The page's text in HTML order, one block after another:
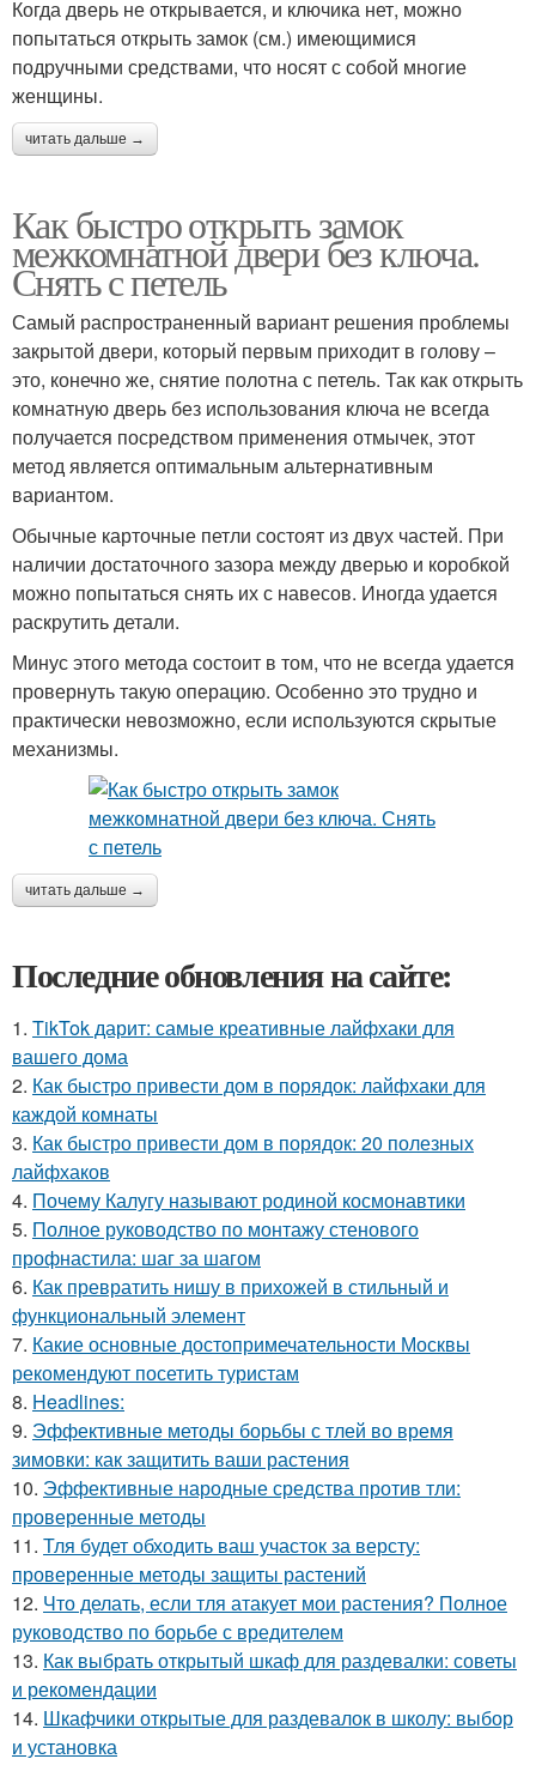
Когда дверь не открывается, и ключика нет, можно
попытаться открыть замок (см.) имеющимися
подручными средствами, что носят с собой многие
женщины.
читать дальше →
Как быстро открыть замок
межкомнатной двери без ключа.
Снять с петель
Самый распространенный вариант решения проблемы
закрытой двери, который первым приходит в голову –
это, конечно же, снятие полотна с петель. Так как открыть
комнатную дверь без использования ключа не всегда
получается посредством применения отмычек, этот
метод является оптимальным альтернативным
вариантом.
Обычные карточные петли состоят из двух частей. При
наличии достаточного зазора между дверью и коробкой
можно попытаться снять их с навесов. Иногда удается
раскрутить детали.
Минус этого метода состоит в том, что не всегда удается
провернуть такую операцию. Особенно это трудно и
практически невозможно, если используются скрытые
механизмы.
читать дальше →
Последние обновления на сайте:
1. TikTok дарит: самые креативные лайфхаки для
вашего дома
2. Как быстро привести дом в порядок: лайфхаки для
каждой комнаты
3. Как быстро привести дом в порядок: 20 полезных
лайфхаков
4. Почему Калугу называют родиной космонавтики
5. Полное руководство по монтажу стенового
профнастила: шаг за шагом
6. Как превратить нишу в прихожей в стильный и
функциональный элемент
7. Какие основные достопримечательности Москвы
рекомендуют посетить туристам
8. Headlines:
9. Эффективные методы борьбы с тлей во время
зимовки: как защитить ваши растения
10. Эффективные народные средства против тли:
проверенные методы
11. Тля будет обходить ваш участок за версту:
проверенные методы защиты растений
12. Что делать, если тля атакует мои растения? Полное
руководство по борьбе с вредителем
13. Как выбрать открытый шкаф для раздевалки: советы
и рекомендации
14. Шкафчики открытые для раздевалок в школу: выбор
и установка